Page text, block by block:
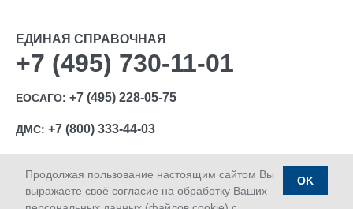
Продолжая пользование настоящим сайтом Вы
выражаете своё согласие на обработку Ваших
OK
ЕДИНАЯ СПРАВОЧНАЯ
+7 (495) 730-11-01
ЕОСАГО: +7 (495) 228-05-75
ДМС: +7 (800) 333-44-03